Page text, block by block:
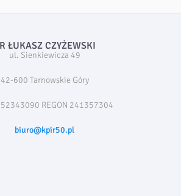
ŁUKASZ CZYŻEWSKI
ul. Sienkiewicza 49
42-600 Tarnowskie Góry
REGON 241357304
biuro@kpir50.pl